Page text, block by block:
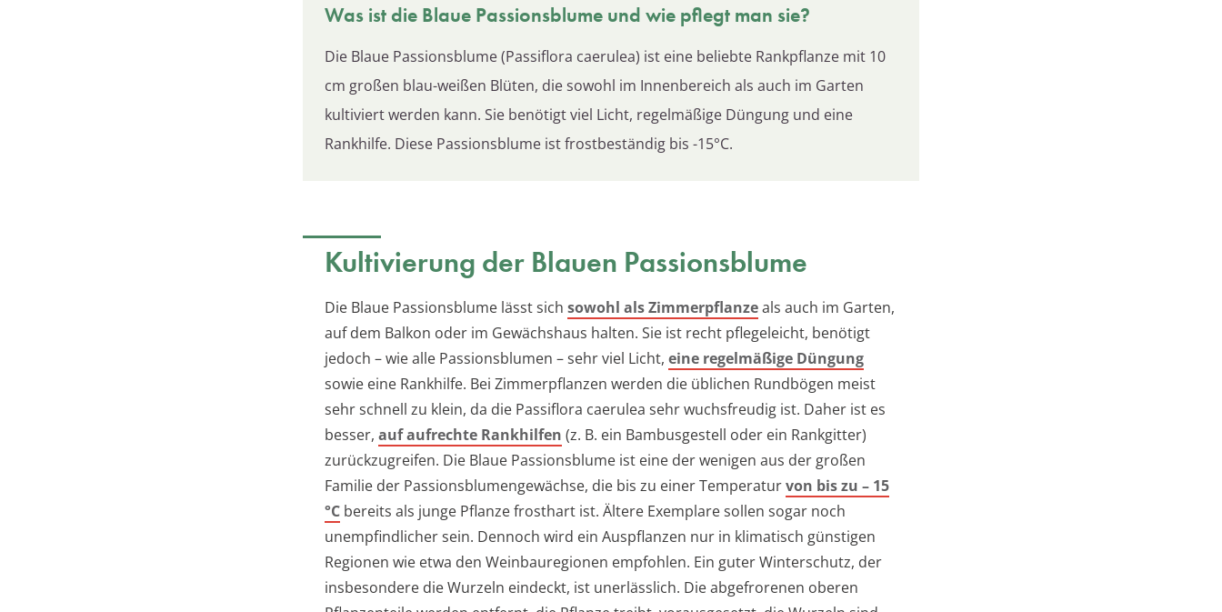
Was ist die Blaue Passionsblume und wie pflegt man sie?
Die Blaue Passionsblume (Passiflora caerulea) ist eine beliebte Rankpflanze mit 10
cm großen blau-weißen Blüten, die sowohl im Innenbereich als auch im Garten
kultiviert werden kann. Sie benötigt viel Licht, regelmäßige Düngung und eine
Rankhilfe. Diese Passionsblume ist frostbeständig bis -15°C.
Kultivierung der Blauen Passionsblume
Die Blaue Passionsblume lässt sich sowohl als Zimmerpflanzeals auch im Garten,
auf dem Balkon oder im Gewächshaus halten. Sie ist recht pflegeleicht, benötigt
jedoch – wie alle Passionsblumen – sehr viel Licht, eine regelmäßige Düngung
sowie eine Rankhilfe. Bei Zimmerpflanzen werden die üblichen Rundbögen meist
sehr schnell zu klein, da die Passiflora caerulea sehr wuchsfreudig ist. Daher ist es
besser, auf aufrechte Rankhilfen (z. B. ein Bambusgestell oder ein Rankgitter)
zurückzugreifen. Die Blaue Passionsblume ist eine der wenigen aus der großen
Familie der Passionsblumengewächse, die bis zu einer Temperaturvon bis zu – 15
°C bereits als junge Pflanze frosthart ist. Ältere Exemplare sollen sogar noch
unempfindlicher sein. Dennoch wird ein Auspflanzen nur in klimatisch günstigen
Regionen wie etwa den Weinbauregionen empfohlen. Ein guter Winterschutz, der
insbesondere die Wurzeln eindeckt, ist unerlässlich. Die abgefrorenen oberen